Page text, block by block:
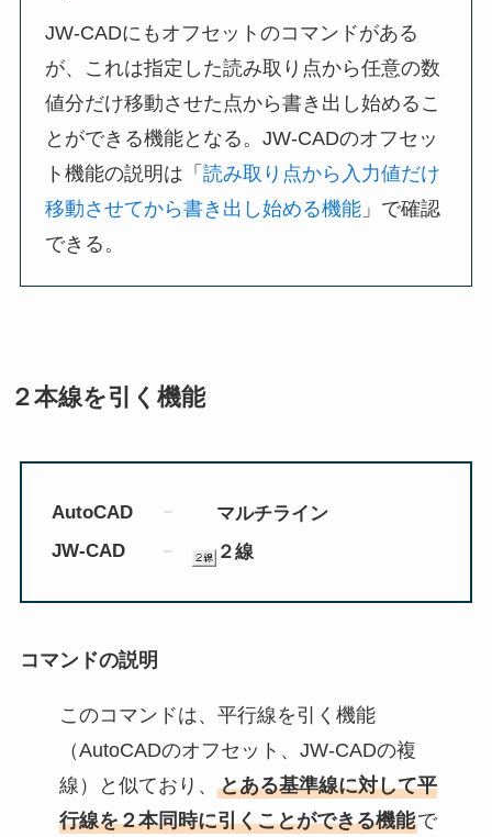
JW-CADにもオフセットのコマンドがある
が、これは指定した読み取り点から任意の数
値分だけ移動させた点から書き出し始めるこ
とができる機能となる。JW-CADのオフセッ
ト機能の説明は「読み取り点から入力値だけ
移動させてから書き出し始める機能 」で確認
できる。
２本線を引く機能
AutoCAD
マルチライン
JW-CAD
２線
コマンドの説明
このコマンドは、平行線を引く機能
（AutoCADのオフセット、JW-CADの複
線）と似ており、 とある基準線に対して平
行線を２本同時に引くことができる機能で